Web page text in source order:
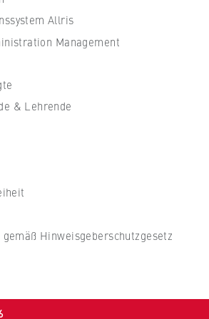
Allris
Management
& Lehrende
Hinweisgeberschutzgesetz